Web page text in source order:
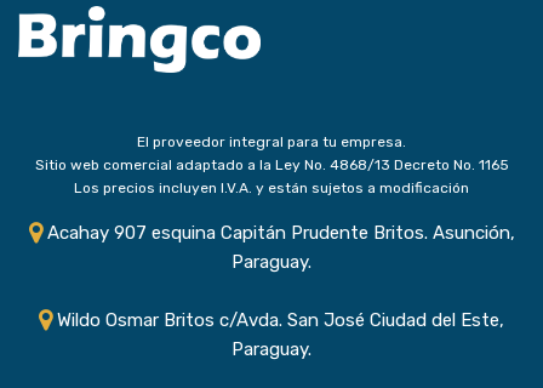
El proveedor integral para tu empresa.
Sitio web comercial adaptado a la Ley No. 4868/13 Decreto No. 1165
Los precios incluyen I.V.A. y están sujetos a modificación
Acahay 907 esquina Capitán Prudente Britos. Asunción,
Paraguay.
Wildo Osmar Britos c/Avda. San José Ciudad del Este,
Paraguay.